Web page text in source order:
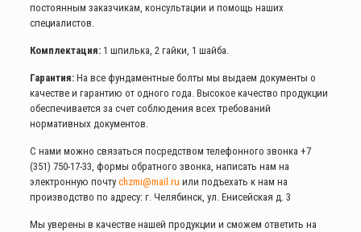
постоянным заказчикам, консультации и помощь наших
специалистов.
Комплектация:1 шпилька, 2 гайки, 1 шайба.
Гарантия:На все фундаментные болты мы выдаем документы о
качестве и гарантию от одного года. Высокое качество продукции
обеспечивается за счет соблюдения всех требований
нормативных документов.
С нами можно связаться посредством телефонного звонка +7
(351) 750-17-33 , формы обратного звонка, написать нам на
электронную почту chzmi@mail.ru или подъехать к нам на
производство по адресу: г. Челябинск, ул. Енисейская д. 3
Мы уверены в качестве нашей продукции и сможем ответить на